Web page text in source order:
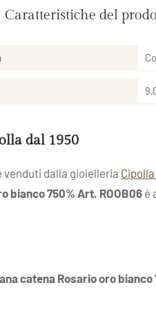
Caratteristiche del
dal 1950
venduti dalla gioielleria
bianco 750% Art. ROOB06 è
catena Rosario oro bianco